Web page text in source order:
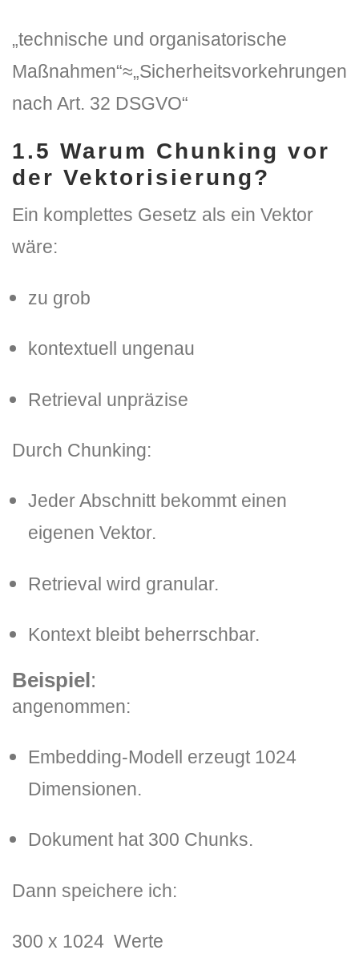
„technische und organisatorische
Maßnahmen“≈„Sicherheitsvorkehrungen
nach Art. 32 DSGVO“
1.5 Warum Chunking vor
der Vektorisierung?
Ein komplettes Gesetz als ein Vektor
wäre:
zu grob
kontextuell ungenau
Retrieval unpräzise
Durch Chunking:
Jeder Abschnitt bekommt einen
eigenen Vektor.
Retrieval wird granular.
Kontext bleibt beherrschbar.
Beispiel:
angenommen:
Embedding-Modell erzeugt 1024
Dimensionen.
Dokument hat 300 Chunks.
Dann speichere ich:
300 x 1024 Werte